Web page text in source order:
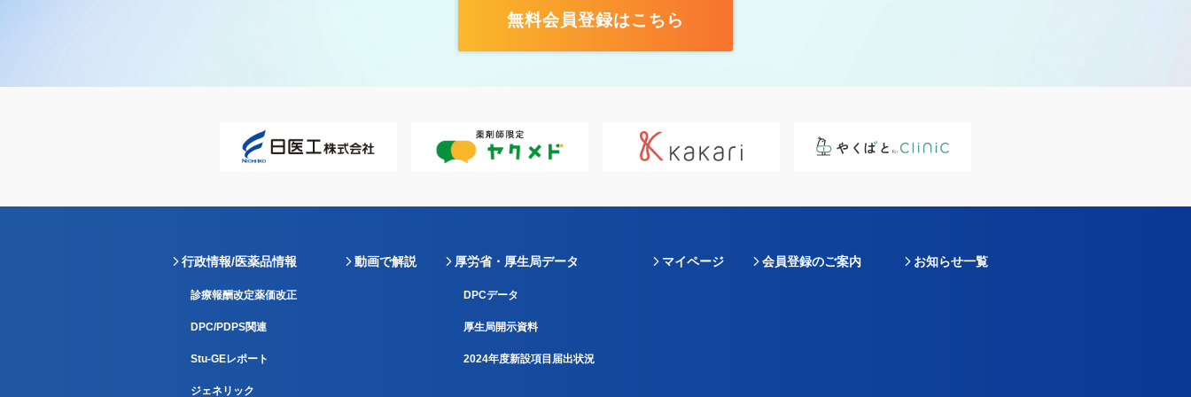
無料会員登録はこちら
行政情報/医薬品情報
診療報酬改定薬価改正
DPC/PDPS関連
Stu-GEレポート
ジェネリック
動画で解説 厚労省・厚生局データ
DPCデータ
厚生局開示資料
2024年度新設項目届出状況
マイページ 会員登録のご案内 お知らせ一覧